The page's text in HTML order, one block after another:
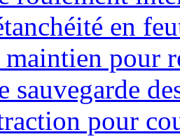
en
maintien pour
sauvegarde
pour